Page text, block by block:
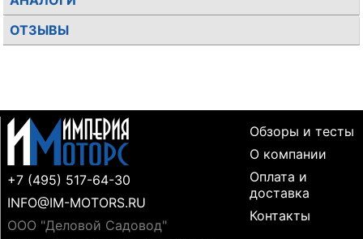
ОТЗЫВЫ
+7 (495) 517-64-30
INFO@IM-MOTORS.RU
ООО "Деловой Садовод"
Обзоры и тесты
О компании
Оплата и
доставка
Контакты